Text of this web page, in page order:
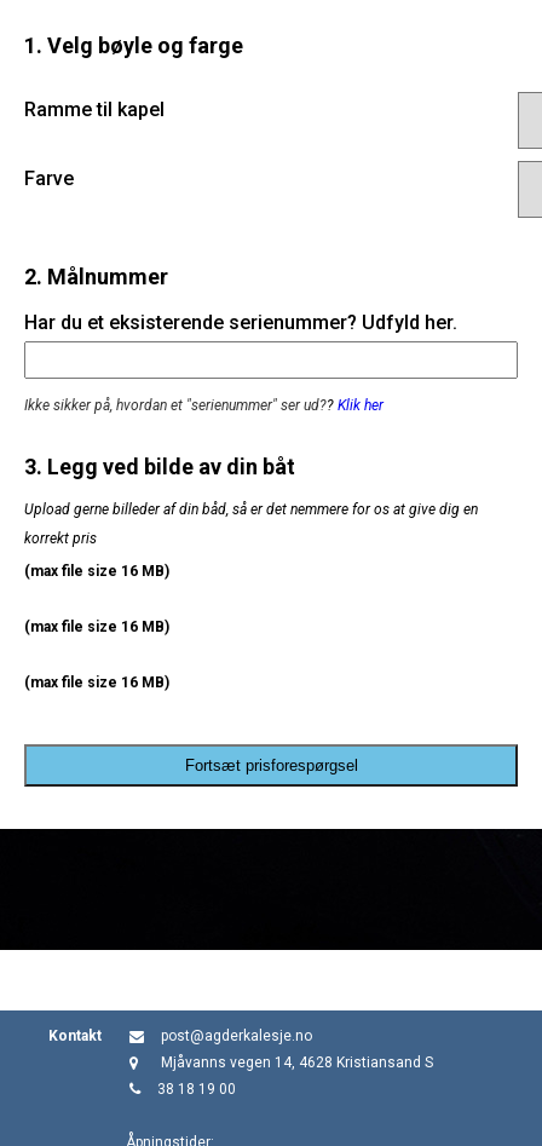
1. Velg bøyle og farge
Ramme til kapel
Farve
2. Målnummer
Har du et eksisterende serienummer? Udfyld her.
Ikke sikker på, hvordan et "serienummer" ser ud?? Klik her
3. Legg ved bilde av din båt
Upload gerne billeder af din båd, så er det nemmere for os at give dig en
korrekt pris
(max file size 16 MB)
(max file size 16 MB)
(max file size 16 MB)
Fortsæt prisforespørgsel
Kontakt
post@agderkalesje.no
Mjåvanns vegen 14, 4628 Kristiansand S
38 18 19 00
Åpningstider: